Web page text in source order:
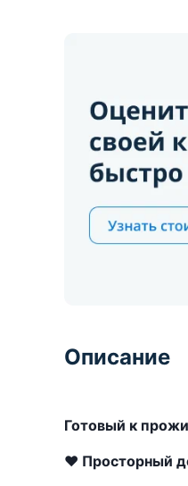
Описание
Готовый к
❤️ Просторный